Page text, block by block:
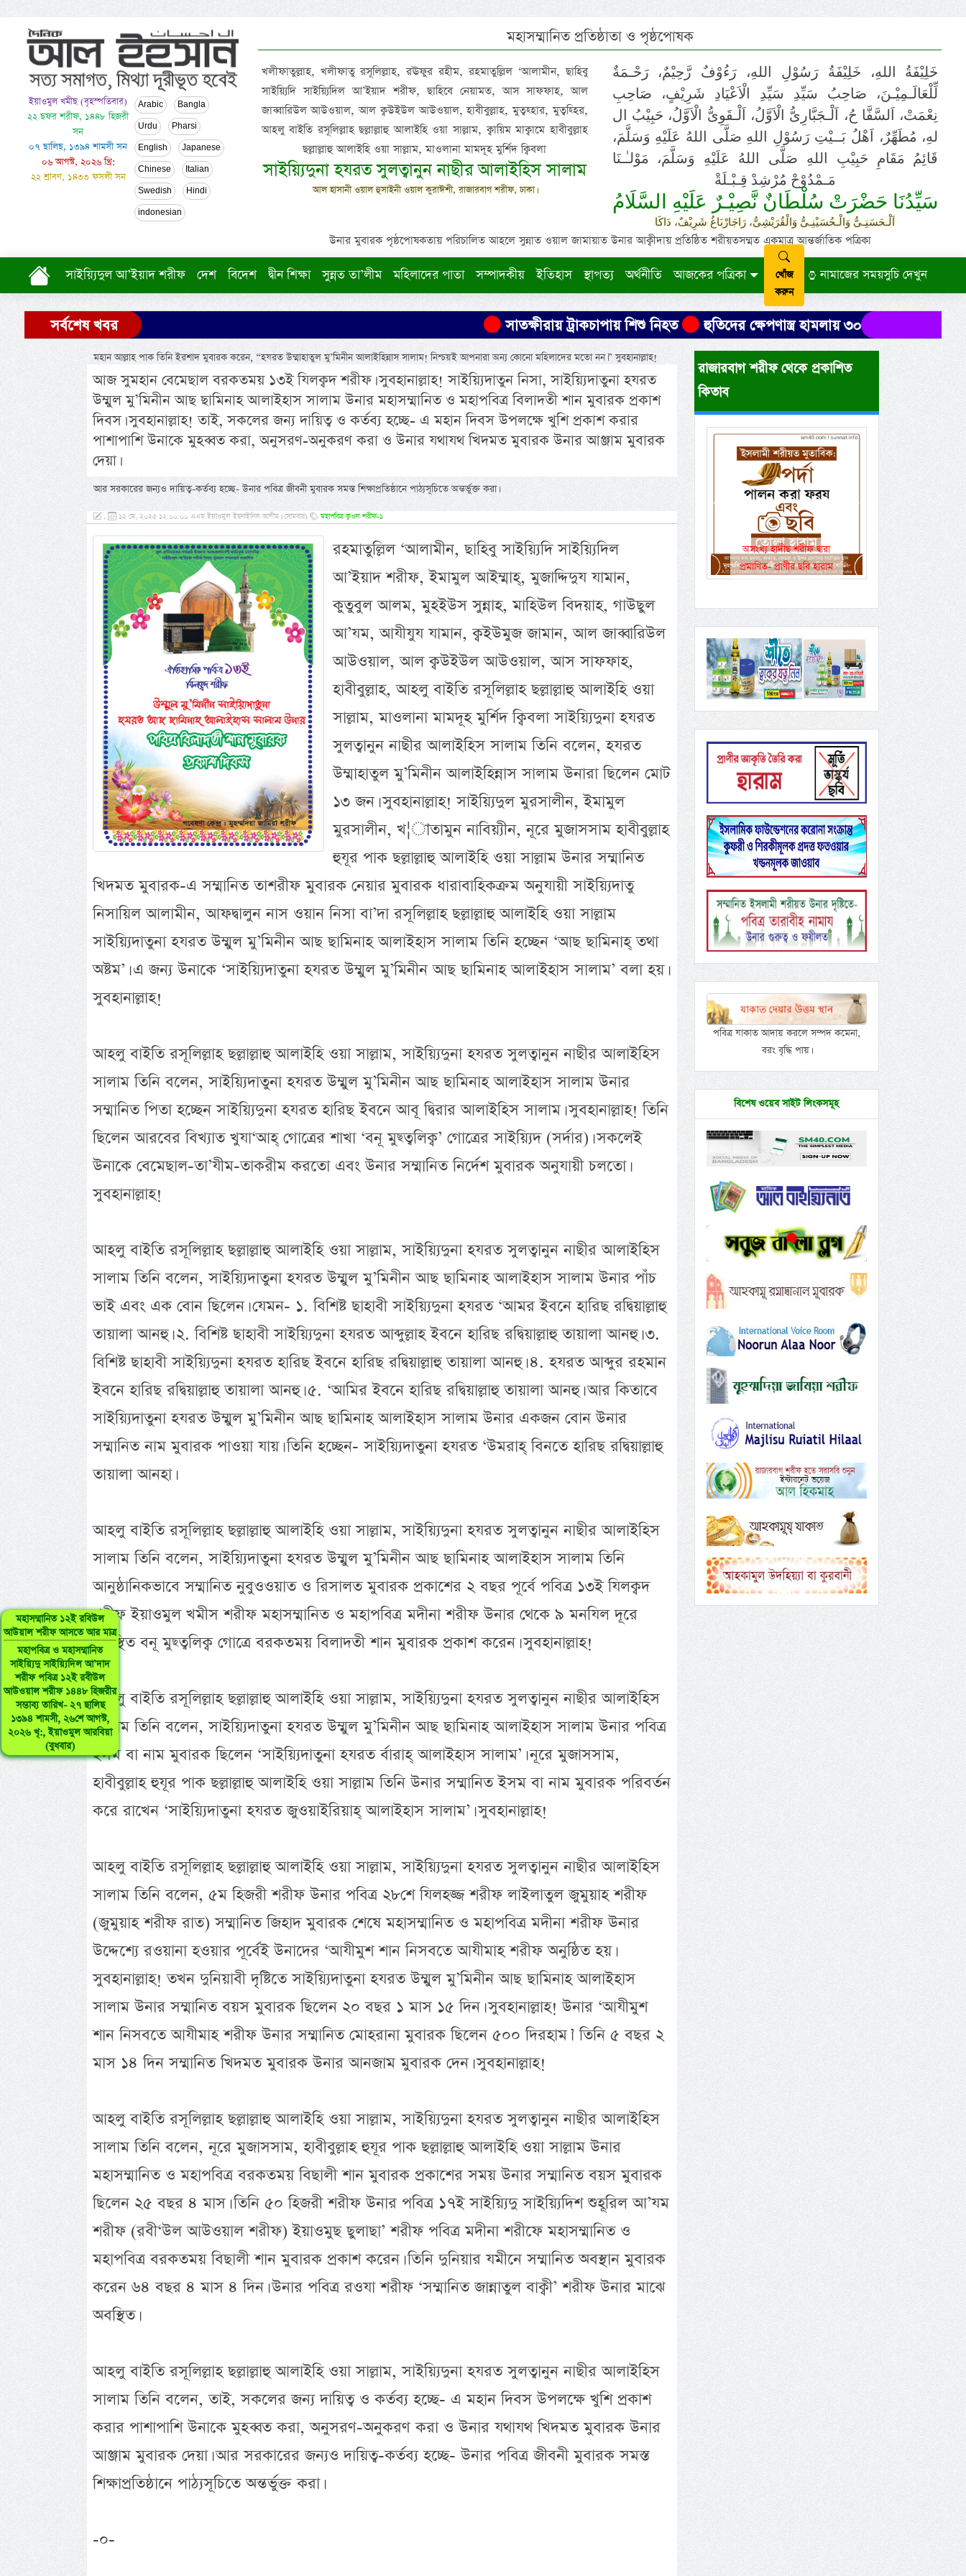
ইয়াওমুল খমীছ (বৃহস্পতিবার)
২২ ছফর শরীফ, ১৪৪৮ হিজরী
সন
০৭ ছালিছ, ১৩৯৪ শামসী সন
০৬ আগস্ট, ২০২৬ খ্রি:
২২ শ্রাবণ, ১৪৩৩ ফসলী সন
Arabic Bangla
Urdu Pharsi
English Japanese
Chinese Italian
Swedish Hindi
indonesian
মহাসম্মানিত প্রতিষ্ঠাতা ও পৃষ্ঠপোষক
খলীফাতুল্লাহ, খলীফাতু রসূলিল্লাহ, রঊফুর রহীম, রহমাতুল্লিল ‘আলামীন, ছাহিবু
সাইয়্যিদি সাইয়্যিদিল আ’ইয়াদ শরীফ, ছাহিবে নেয়ামত, আস সাফফাহ, আল
জাব্বারিউল আউওয়াল, আল ক্বউইউল আউওয়াল, হাবীবুল্লাহ, মুত্বহ্হার, মুত্বহ্হির,
আহলু বাইতি রসূলিল্লাহ ছল্লাল্লাহু আলাইহি ওয়া সাল্লাম, ক্বায়িম মাক্বামে হাবীবুল্লাহ
ছল্লাল্লাহু আলাইহি ওয়া সাল্লাম, মাওলানা মামদূহ মুর্শিদ ক্বিবলা
সাইয়্যিদুনা হযরত সুলত্বানুন নাছীর আলাইহিস সালাম
আল হাসানী ওয়াল হুসাইনী ওয়াল কুরাঈশী, রাজারবাগ শরীফ, ঢাকা।
خَلِيْفَةُ اللهِ، خَلِيْفَةُ رَسُوْلِ اللهِ، رَءُوْفٌ رَّحِيْمٌ، رَحْـمَةٌ
لِّلْعَالَـمِيْـنَ، صَاحِبُ سَيِّدِ سَيِّدِ الْاَعْيَادِ شَرِيْفٍ، صَاحِبِ
نِعْمَتْ، اَلسَّفَّا حُ، اَلْـجَبَّارِىُّ الْاَوَّلُ، اَلْـقَوِىُّ الْاَوَّلُ، حَبِيْبُ ال
لهِ، مُطَهِّرٌ، اَهْلُ بَــيْتِ رَسُوْلِ اللهِ صَلَّى اللهُ عَلَيْهِ وَسَلَّمَ،
قَائِمُ مَقَامِ حَبِيْبِ اللهِ صَلَّى اللهُ عَلَيْهِ وَسَلَّمَ، مَوْلـٰـنَا
مَـمْدُوْحْ مُرْشِدْ قِـبْـلَةْ
سَيِّدُنَا حَضْرَتْ سُلْطَانٌ نَّصِيْـرٌ عَلَيْهِ السَّلَامُ
اَلْـحَسَنِـىُّ وَالْـحُسَيْنِـىُّ وَالْقُرَيْشِىُّ، رَاجَارْبَاغُ شَرِيْفٌ، دَاكَا
উনার মুবারক পৃষ্ঠপোষকতায় পরিচালিত আহলে সুন্নাত ওয়াল জামায়াত উনার আক্বীদায় প্রতিষ্ঠিত শরীয়তসম্মত একমাত্র আন্তর্জাতিক পত্রিকা
সাইয়্যিদুল আ’ইয়াদ শরীফ দেশ বিদেশ দ্বীন শিক্ষা সুন্নত তা’লীম মহিলাদের পাতা সম্পাদকীয় ইতিহাস স্থাপত্য অর্থনীতি আজকের পত্রিকা
খোঁজ
করুন
নামাজের সময়সুচি দেখুন
সর্বশেষ খবর সাতক্ষীরায় ট্রাকচাপায় শিশু নিহত হুতিদের ক্ষেপণাস্ত্র হামলায় ৩০ ইয়েমেনি সেনা নিহত, আহত
মহাসম্মানিত ১২ই রবিউল
আউয়াল শরীফ আসতে আর মাত্র
মহাপবিত্র ও মহাসম্মানিত
সাইয়্যিদু সাইয়্যিদিল আ’দাদ
শরীফ পবিত্র ১২ই রবীউল
আউওয়াল শরীফ ১৪৪৮ হিজরীর
সম্ভাব্য তারিখ- ২৭ ছালিছ
১৩৯৪ শামসী, ২৬শে আগস্ট,
২০২৬ খৃ:, ইয়াওমুল আরবিয়া
(বুধবার)
মহান আল্লাহ পাক তিনি ইরশাদ মুবারক করেন, “হযরত উম্মাহাতুল মু’মিনীন আলাইহিন্নাস সালাম! নিশ্চয়ই আপনারা অন্য কোনো মহিলাদের মতো নন।” সুবহানাল্লাহ!
আজ সুমহান বেমেছাল বরকতময় ১৩ই যিলক্বদ শরীফ। সুবহানাল্লাহ! সাইয়্যিদাতুন নিসা, সাইয়্যিদাতুনা হযরত
উম্মুল মু’মিনীন আছ ছামিনাহ আলাইহাস সালাম উনার মহাসম্মানিত ও মহাপবিত্র বিলাদতী শান মুবারক প্রকাশ
দিবস। সুবহানাল্লাহ! তাই, সকলের জন্য দায়িত্ব ও কর্তব্য হচ্ছে- এ মহান দিবস উপলক্ষে খুশি প্রকাশ করার
পাশাপাশি উনাকে মুহব্বত করা, অনুসরণ-অনুকরণ করা ও উনার যথাযথ খিদমত মুবারক উনার আঞ্জাম মুবারক
দেয়া।
আর সরকারের জন্যও দায়িত্ব-কর্তব্য হচ্ছে- উনার পবিত্র জীবনী মুবারক সমস্ত শিক্ষাপ্রতিষ্ঠানে পাঠ্যসূচিতে অন্তর্ভুক্ত করা।
, ১২ মে, ২০২৫ ১২:০০:০০ এএম ইয়াওমুল ইছনাইনিল আযীম (সোমবার) মহাপবিত্র ক্বওল শরীফ-১
রহমাতুল্লিল ‘আলামীন, ছাহিবু সাইয়্যিদি সাইয়্যিদিল
আ’ইয়াদ শরীফ, ইমামুল আইম্মাহ্, মুজাদ্দিদুয যামান,
কুতুবুল আলম, মুহইউস সুন্নাহ, মাহিউল বিদয়াহ, গাউছুল
আ’যম, আযীযুয যামান, ক্বইউমুজ জামান, আল জাব্বারিউল
আউওয়াল, আল ক্বউইউল আউওয়াল, আস সাফফাহ,
হাবীবুল্লাহ, আহলু বাইতি রসূলিল্লাহ ছল্লাল্লাহু আলাইহি ওয়া
সাল্লাম, মাওলানা মামদূহ মুর্শিদ ক্বিবলা সাইয়্যিদুনা হযরত
সুলত্বানুন নাছীর আলাইহিস সালাম তিনি বলেন, হযরত
উম্মাহাতুল মু’মিনীন আলাইহিন্নাস সালাম উনারা ছিলেন মোট
১৩ জন। সুবহানাল্লাহ! সাইয়্যিদুল মুরসালীন, ইমামুল
মুরসালীন, খ¦াতামুন নাবিয়্যীন, নূরে মুজাসসাম হাবীবুল্লাহ
হুযূর পাক ছল্লাল্লাহু আলাইহি ওয়া সাল্লাম উনার সম্মানিত
খিদমত মুবারক-এ সম্মানিত তাশরীফ মুবারক নেয়ার মুবারক ধারাবাহিকক্রম অনুযায়ী সাইয়্যিদাতু
নিসায়িল আলামীন, আফদ্বালুন নাস ওয়ান নিসা বা’দা রসূলিল্লাহ ছল্লাল্লাহু আলাইহি ওয়া সাল্লাম
সাইয়্যিদাতুনা হযরত উম্মুল মু’মিনীন আছ ছামিনাহ আলাইহাস সালাম তিনি হচ্ছেন ‘আছ ছামিনাহ্ তথা
অষ্টম’। এ জন্য উনাকে ‘সাইয়্যিদাতুনা হযরত উম্মুল মু’মিনীন আছ ছামিনাহ আলাইহাস সালাম’ বলা হয়।
সুবহানাল্লাহ!
আহলু বাইতি রসূলিল্লাহ ছল্লাল্লাহু আলাইহি ওয়া সাল্লাম, সাইয়্যিদুনা হযরত সুলত্বানুন নাছীর আলাইহিস
সালাম তিনি বলেন, সাইয়্যিদাতুনা হযরত উম্মুল মু’মিনীন আছ ছামিনাহ আলাইহাস সালাম উনার
সম্মানিত পিতা হচ্ছেন সাইয়্যিদুনা হযরত হারিছ ইবনে আবূ দ্বিরার আলাইহিস সালাম। সুবহানাল্লাহ! তিনি
ছিলেন আরবের বিখ্যাত খুযা‘আহ্ গোত্রের শাখা ‘বনূ মুছ্ত্বলিক্ব’ গোত্রের সাইয়্যিদ (সর্দার)। সকলেই
উনাকে বেমেছাল-তা’যীম-তাকরীম করতো এবং উনার সম্মানিত নির্দেশ মুবারক অনুযায়ী চলতো।
সুবহানাল্লাহ!
আহলু বাইতি রসূলিল্লাহ ছল্লাল্লাহু আলাইহি ওয়া সাল্লাম, সাইয়্যিদুনা হযরত সুলত্বানুন নাছীর আলাইহিস
সালাম তিনি বলেন, সাইয়্যিদাতুনা হযরত উম্মুল মু’মিনীন আছ ছামিনাহ আলাইহাস সালাম উনার পাঁচ
ভাই এবং এক বোন ছিলেন। যেমন- ১. বিশিষ্ট ছাহাবী সাইয়্যিদুনা হযরত ‘আমর ইবনে হারিছ রদ্বিয়াল্লাহু
তায়ালা আনহু। ২. বিশিষ্ট ছাহাবী সাইয়্যিদুনা হযরত আব্দুল্লাহ ইবনে হারিছ রদ্বিয়াল্লাহু তায়ালা আনহু। ৩.
বিশিষ্ট ছাহাবী সাইয়্যিদুনা হযরত হারিছ ইবনে হারিছ রদ্বিয়াল্লাহু তায়ালা আনহু। ৪. হযরত আব্দুর রহমান
ইবনে হারিছ রদ্বিয়াল্লাহু তায়ালা আনহু। ৫. ‘আমির ইবনে হারিছ রদ্বিয়াল্লাহু তায়ালা আনহু। আর কিতাবে
সাইয়্যিদাতুনা হযরত উম্মুল মু’মিনীন আছ ছামিনাহ আলাইহাস সালাম উনার একজন বোন উনার
সম্মানিত নাম মুবারক পাওয়া যায়। তিনি হচ্ছেন- সাইয়্যিদাতুনা হযরত ‘উমরাহ্ বিনতে হারিছ রদ্বিয়াল্লাহু
তায়ালা আনহা।
আহলু বাইতি রসূলিল্লাহ ছল্লাল্লাহু আলাইহি ওয়া সাল্লাম, সাইয়্যিদুনা হযরত সুলত্বানুন নাছীর আলাইহিস
সালাম তিনি বলেন, সাইয়্যিদাতুনা হযরত উম্মুল মু’মিনীন আছ ছামিনাহ আলাইহাস সালাম তিনি
আনুষ্ঠানিকভাবে সম্মানিত নুবুওওয়াত ও রিসালত মুবারক প্রকাশের ২ বছর পূর্বে পবিত্র ১৩ই যিলক্বদ
শরীফ ইয়াওমুল খমীস শরীফ মহাসম্মানিত ও মহাপবিত্র মদীনা শরীফ উনার থেকে ৯ মনযিল দূরে
অবস্থিত বনূ মুছ্ত্বলিক্ব গোত্রে বরকতময় বিলাদতী শান মুবারক প্রকাশ করেন। সুবহানাল্লাহ!
আহলু বাইতি রসূলিল্লাহ ছল্লাল্লাহু আলাইহি ওয়া সাল্লাম, সাইয়্যিদুনা হযরত সুলত্বানুন নাছীর আলাইহিস
সালাম তিনি বলেন, সাইয়্যিদাতুনা হযরত উম্মুল মু’মিনীন আছ ছামিনাহ আলাইহাস সালাম উনার পবিত্র
ইসম বা নাম মুবারক ছিলেন ‘সাইয়্যিদাতুনা হযরত র্বারাহ্ আলাইহাস সালাম’। নূরে মুজাসসাম,
হাবীবুল্লাহ হুযূর পাক ছল্লাল্লাহু আলাইহি ওয়া সাল্লাম তিনি উনার সম্মানিত ইসম বা নাম মুবারক পরিবর্তন
করে রাখেন ‘সাইয়্যিদাতুনা হযরত জুওয়াইরিয়াহ্ আলাইহাস সালাম’। সুবহানাল্লাহ!
আহলু বাইতি রসূলিল্লাহ ছল্লাল্লাহু আলাইহি ওয়া সাল্লাম, সাইয়্যিদুনা হযরত সুলত্বানুন নাছীর আলাইহিস
সালাম তিনি বলেন, ৫ম হিজরী শরীফ উনার পবিত্র ২৮শে যিলহজ্জ শরীফ লাইলাতুল জুমুয়াহ শরীফ
(জুমুয়াহ শরীফ রাত) সম্মানিত জিহাদ মুবারক শেষে মহাসম্মানিত ও মহাপবিত্র মদীনা শরীফ উনার
উদ্দেশ্যে রওয়ানা হওয়ার পূর্বেই উনাদের ‘আযীমুশ শান নিসবতে আযীমাহ শরীফ অনুষ্ঠিত হয়।
সুবহানাল্লাহ! তখন দুনিয়াবী দৃষ্টিতে সাইয়্যিদাতুনা হযরত উম্মুল মু’মিনীন আছ ছামিনাহ আলাইহাস
সালাম উনার সম্মানিত বয়স মুবারক ছিলেন ২০ বছর ১ মাস ১৫ দিন। সুবহানাল্লাহ! উনার ‘আযীমুশ
শান নিসবতে আযীমাহ শরীফ উনার সম্মানিত মোহরানা মুবারক ছিলেন ৫০০ দিরহাম।’ তিনি ৫ বছর ২
মাস ১৪ দিন সম্মানিত খিদমত মুবারক উনার আনজাম মুবারক দেন। সুবহানাল্লাহ!
আহলু বাইতি রসূলিল্লাহ ছল্লাল্লাহু আলাইহি ওয়া সাল্লাম, সাইয়্যিদুনা হযরত সুলত্বানুন নাছীর আলাইহিস
সালাম তিনি বলেন, নূরে মুজাসসাম, হাবীবুল্লাহ হুযূর পাক ছল্লাল্লাহু আলাইহি ওয়া সাল্লাম উনার
মহাসম্মানিত ও মহাপবিত্র বরকতময় বিছালী শান মুবারক প্রকাশের সময় উনার সম্মানিত বয়স মুবারক
ছিলেন ২৫ বছর ৪ মাস। তিনি ৫০ হিজরী শরীফ উনার পবিত্র ১৭ই সাইয়্যিদু সাইয়্যিদিশ শুহূরিল আ’যম
শরীফ (রবী‘উল আউওয়াল শরীফ) ইয়াওমুছ ছুলাছা’ শরীফ পবিত্র মদীনা শরীফে মহাসম্মানিত ও
মহাপবিত্র বরকতময় বিছালী শান মুবারক প্রকাশ করেন। তিনি দুনিয়ার যমীনে সম্মানিত অবস্থান মুবারক
করেন ৬৪ বছর ৪ মাস ৪ দিন। উনার পবিত্র রওযা শরীফ ‘সম্মানিত জান্নাতুল বাক্বী’ শরীফ উনার মাঝে
অবস্থিত।
আহলু বাইতি রসূলিল্লাহ ছল্লাল্লাহু আলাইহি ওয়া সাল্লাম, সাইয়্যিদুনা হযরত সুলত্বানুন নাছীর আলাইহিস
সালাম তিনি বলেন, তাই, সকলের জন্য দায়িত্ব ও কর্তব্য হচ্ছে- এ মহান দিবস উপলক্ষে খুশি প্রকাশ
করার পাশাপাশি উনাকে মুহব্বত করা, অনুসরণ-অনুকরণ করা ও উনার যথাযথ খিদমত মুবারক উনার
আঞ্জাম মুবারক দেয়া। আর সরকারের জন্যও দায়িত্ব-কর্তব্য হচ্ছে- উনার পবিত্র জীবনী মুবারক সমস্ত
শিক্ষাপ্রতিষ্ঠানে পাঠ্যসূচিতে অন্তর্ভুক্ত করা।
-০-
রাজারবাগ শরীফ থেকে প্রকাশিত
কিতাব
একই রানওয়েতে সামরিক-
বেসামরিক ফ্লাইট!
পবিত্র যাকাত আদায় করলে সম্পদ কমেনা,
বরং বৃদ্ধি পায়।
বিশেষ ওয়েব সাইট লিংকসমূহ